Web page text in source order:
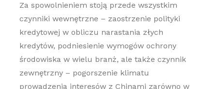
Za spowolnieniem stoją przede wszystkim
czynniki wewnętrzne – zaostrzenie polityki
kredytowej w obliczu narastania złych
kredytów, podniesienie wymogów ochrony
środowiska w wielu branż, ale także czynnik
zewnętrzny – pogorszenie klimatu
prowadzenia interesów z Chinami zarówno w